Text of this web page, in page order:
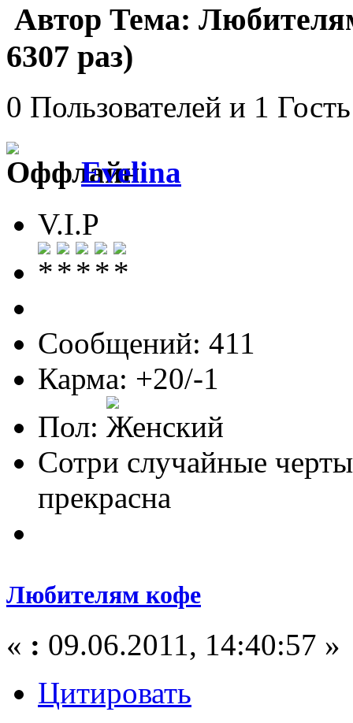
Автор Тема:
6307 раз)
0 Пользователей и 1
Evelina
V.I.P
Сообщений: 411
Карма: +20/-1
Пол:
Сотри случайные
прекрасна
Любителям кофе
« : 09.06.2011, 14:40:57 »
Цитировать